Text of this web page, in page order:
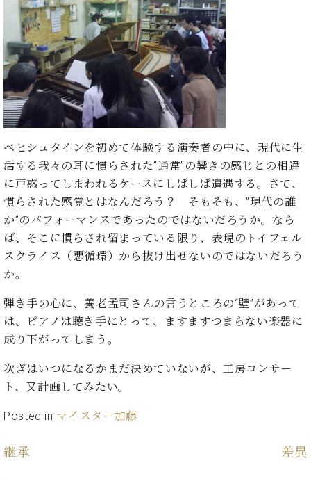
デ
ン
ス
C.
ベ
ヒ
シ
イ
ン
コ
ン
サ
ー
ン
ド
ピ
ノ
ベ
く
前
に
ベ
シ
ュ
イ
ン・
シ
ー
レ
納
入
績
ホ
ー
ス
タ
オ
納
コ
ン
サ
ト
ッ
ス
ン
ベ
ン
ト
代
店
主
催
ベ
ン
ン
調
で
大
歓
迎。
ベヒ
シュ
タイ
シュ
ーレ
音楽
教室
ベ
ュ
タ
イ
ン
セ
ン
ラ
会
社
案
内
お
問
せ
ベヒシュタインを初めて体験する演奏者の中に、現代に生
活する我々の耳に慣らされた”通常”の響きの感じとの相違
に戸惑ってしまわれるケースにしばしば遭遇する。さて、
慣らされた感覚とはなんだろう？ そもそも、”現代の誰
か”のパフォーマンスであったのではないだろうか。なら
ば、そこに慣らされ留まっている限り、表現のトイフェル
スクライス（悪循環）から抜け出せないのではないだろう
か。
弾き手の心に、養老孟司さんの言うところの“壁”があって
は、ピアノは聴き手にとって、ますますつまらない楽器に
成り下がってしまう。
次ぎはいつになるかまだ決めていないが、工房コンサー
ト、又計画してみたい。
Posted in マイスター加藤
継承 差異